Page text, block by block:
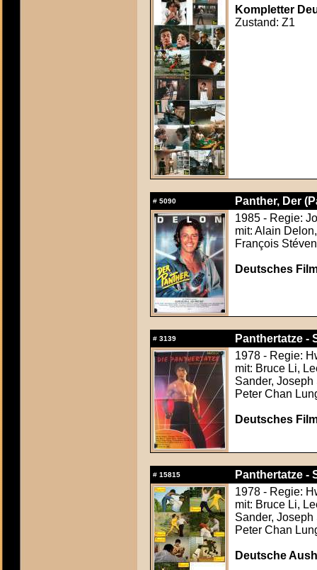
Kompletter
Zustand: Z1
# 5090
Panther, Der
1985 - Regie:
mit: Alain
François
Deutsches
# 3139
Panthertatze -
1978 - Regie:
mit: Bruce Li,
Sander,
Peter Chan
Deutsches
# 15815
Panthertatze -
1978 - Regie:
mit: Bruce Li,
Sander,
Peter Chan
Deutsche